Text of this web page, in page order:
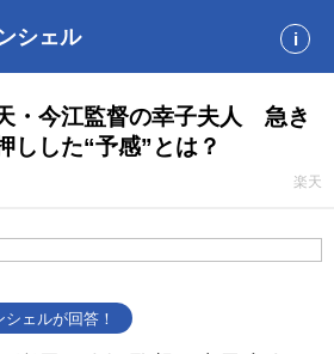
シェル i
・今江監督の幸子夫人 急き
しした“予感”とは？
楽天
ェルが回答！